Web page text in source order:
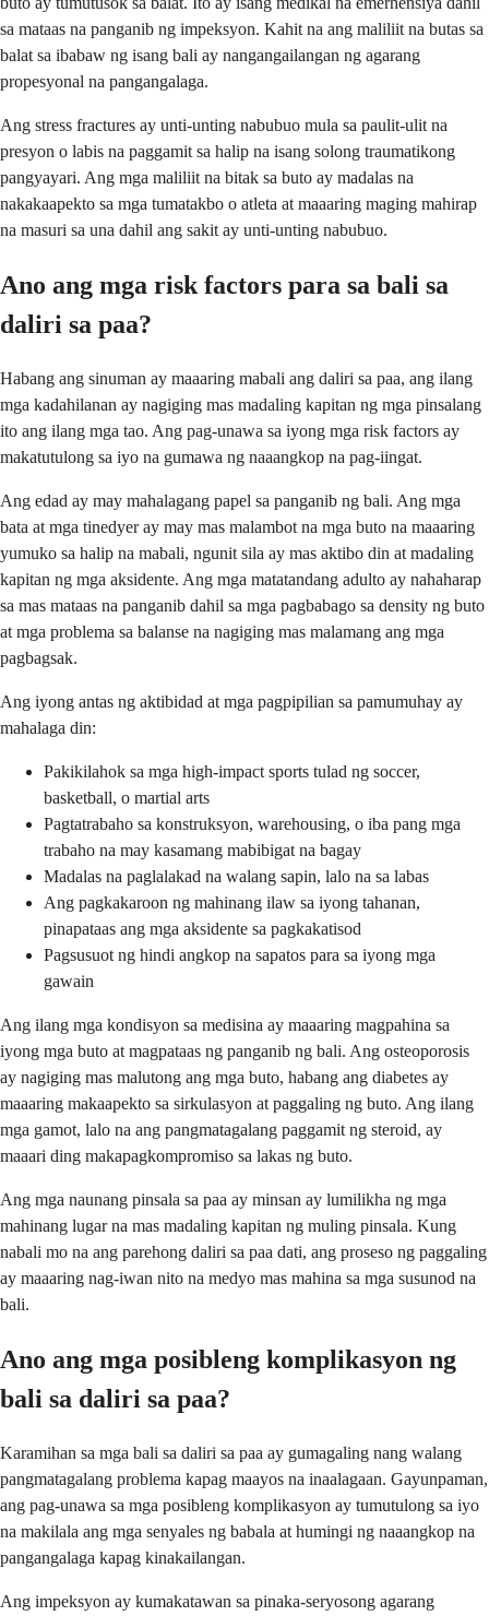
sa mataas na panganib ng impeksyon. Kahit na ang maliliit na butas sa
balat sa ibabaw ng isang bali ay nangangailangan ng agarang
propesyonal na pangangalaga.
Ang stress fractures ay unti-unting nabubuo mula sa paulit-ulit na
presyon o labis na paggamit sa halip na isang solong traumatikong
pangyayari. Ang mga maliliit na bitak sa buto ay madalas na
nakakaapekto sa mga tumatakbo o atleta at maaaring maging mahirap
na masuri sa una dahil ang sakit ay unti-unting nabubuo.
Ano ang mga risk factors para sa bali sa
daliri sa paa?
Habang ang sinuman ay maaaring mabali ang daliri sa paa, ang ilang
mga kadahilanan ay nagiging mas madaling kapitan ng mga pinsalang
ito ang ilang mga tao. Ang pag-unawa sa iyong mga risk factors ay
makatutulong sa iyo na gumawa ng naaangkop na pag-iingat.
Ang edad ay may mahalagang papel sa panganib ng bali. Ang mga
bata at mga tinedyer ay may mas malambot na mga buto na maaaring
yumuko sa halip na mabali, ngunit sila ay mas aktibo din at madaling
kapitan ng mga aksidente. Ang mga matatandang adulto ay nahaharap
sa mas mataas na panganib dahil sa mga pagbabago sa density ng buto
at mga problema sa balanse na nagiging mas malamang ang mga
pagbagsak.
Ang iyong antas ng aktibidad at mga pagpipilian sa pamumuhay ay
mahalaga din:
Pakikilahok sa mga high-impact sports tulad ng soccer,
basketball, o martial arts
Pagtatrabaho sa konstruksyon, warehousing, o iba pang mga
trabaho na may kasamang mabibigat na bagay
Madalas na paglalakad na walang sapin, lalo na sa labas
Ang pagkakaroon ng mahinang ilaw sa iyong tahanan,
pinapataas ang mga aksidente sa pagkakatisod
Pagsusuot ng hindi angkop na sapatos para sa iyong mga
gawain
Ang ilang mga kondisyon sa medisina ay maaaring magpahina sa
iyong mga buto at magpataas ng panganib ng bali. Ang osteoporosis
ay nagiging mas malutong ang mga buto, habang ang diabetes ay
maaaring makaapekto sa sirkulasyon at paggaling ng buto. Ang ilang
mga gamot, lalo na ang pangmatagalang paggamit ng steroid, ay
maaari ding makapagkompromiso sa lakas ng buto.
Ang mga naunang pinsala sa paa ay minsan ay lumilikha ng mga
mahinang lugar na mas madaling kapitan ng muling pinsala. Kung
nabali mo na ang parehong daliri sa paa dati, ang proseso ng paggaling
ay maaaring nag-iwan nito na medyo mas mahina sa mga susunod na
bali.
Ano ang mga posibleng komplikasyon ng
bali sa daliri sa paa?
Karamihan sa mga bali sa daliri sa paa ay gumagaling nang walang
pangmatagalang problema kapag maayos na inaalagaan. Gayunpaman,
ang pag-unawa sa mga posibleng komplikasyon ay tumutulong sa iyo
na makilala ang mga senyales ng babala at humingi ng naaangkop na
pangangalaga kapag kinakailangan.
Ang impeksyon ay kumakatawan sa pinaka-seryosong agarang